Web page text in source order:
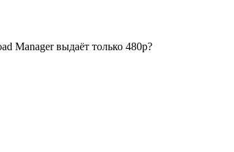
Manager выдаёт только 480р?